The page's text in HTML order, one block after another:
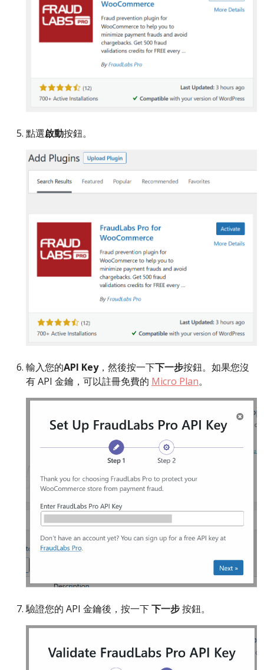
點選啟動按鈕。
輸入您的API Key，然後按一下下一步按鈕。如果您沒
有 API 金鑰，可以註冊免費的 Micro Plan。
驗證您的 API 金鑰後，按一下下一步按鈕。